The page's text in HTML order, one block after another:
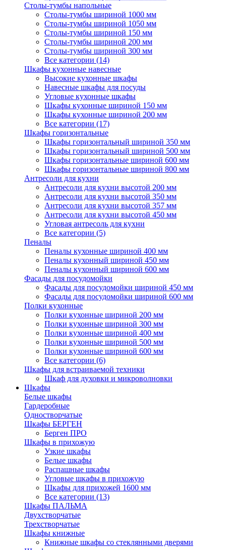
Столы-тумбы напольные
Столы-тумбы шириной 1000 мм
Столы-тумбы шириной 1050 мм
Столы-тумбы шириной 150 мм
Столы-тумбы шириной 200 мм
Столы-тумбы шириной 300 мм
Все категории (14)
Шкафы кухонные навесные
Высокие кухонные шкафы
Навесные шкафы для посуды
Угловые кухонные шкафы
Шкафы кухонные шириной 150 мм
Шкафы кухонные шириной 200 мм
Все категории (17)
Шкафы горизонтальные
Шкафы горизонтальный шириной 350 мм
Шкафы горизонтальный шириной 500 мм
Шкафы горизонтальные шириной 600 мм
Шкафы горизонтальные шириной 800 мм
Антресоли для кухни
Антресоли для кухни высотой 200 мм
Антресоли для кухни высотой 350 мм
Антресоли для кухни высотой 357 мм
Антресоли для кухни высотой 450 мм
Угловая антресоль для кухни
Все категории (5)
Пеналы
Пеналы кухонные шириной 400 мм
Пеналы кухонный шириной 450 мм
Пеналы кухонный шириной 600 мм
Фасады для посудомойки
Фасады для посудомойки шириной 450 мм
Фасады для посудомойки шириной 600 мм
Полки кухонные
Полки кухонные шириной 200 мм
Полки кухонные шириной 300 мм
Полки кухонные шириной 400 мм
Полки кухонные шириной 500 мм
Полки кухонные шириной 600 мм
Все категории (6)
Шкафы для встраиваемой техники
Шкаф для духовки и микроволновки
Шкафы
Белые шкафы
Гардеробные
Одностворчатые
Шкафы БЕРГЕН
Берген ПРО
Шкафы в прихожую
Узкие шкафы
Белые шкафы
Распашные шкафы
Угловые шкафы в прихожую
Шкафы для прихожей 1600 мм
Все категории (13)
Шкафы ПАЛЬМА
Двухстворчатые
Трехстворчатые
Шкафы книжные
Книжные шкафы со стеклянными дверями